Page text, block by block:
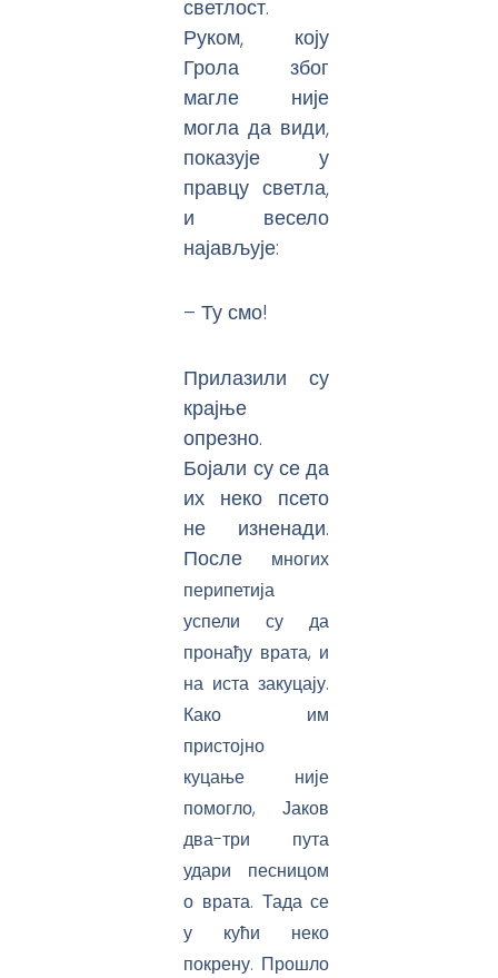
светлост.
Руком, коју
Грола због
магле није
могла да види,
показује у
правцу светла,
и весело
најављује:
– Ту смо!
Прилазили су
крајње
опрезно.
Бојали су се да
их неко псето
не изненади.
После многих
перипетија
успели су да
пронађу врата, и
на иста закуцају.
Како им
пристојно
куцање није
помогло, Јаков
два-три пута
удари песницом
о врата. Тада се
у кући неко
покрену. Прошло